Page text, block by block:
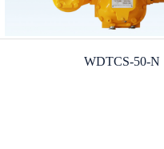
WDTCS-50-N